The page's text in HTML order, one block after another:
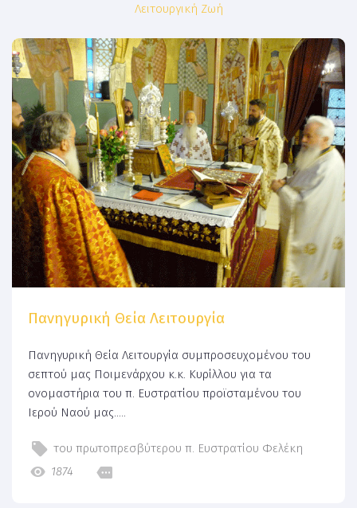
Λειτουργική Ζωή
Πανηγυρική Θεία Λειτουργία
Πανηγυρική Θεία Λειτουργία συμπροσευχομένου του
σεπτού μας Ποιμενάρχου κ.κ. Κυρίλλου για τα
ονομαστήρια του π. Ευστρατίου προϊσταμένου του
Ιερού Ναού μας.....
του πρωτοπρεσβύτερου π. Ευστρατίου Φελέκη
1874